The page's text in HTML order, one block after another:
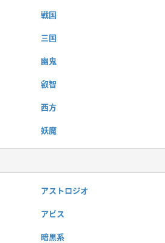
戦国
三国
幽鬼
叡智
西方
妖魔
アストロジオ
アビス
暗黒系